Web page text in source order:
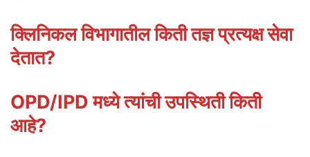
क्लिनिकल विभागातील किती तज्ञ प्रत्यक्ष सेवा
देतात?
OPD/IPD मध्ये त्यांची उपस्थिती किती
आहे?